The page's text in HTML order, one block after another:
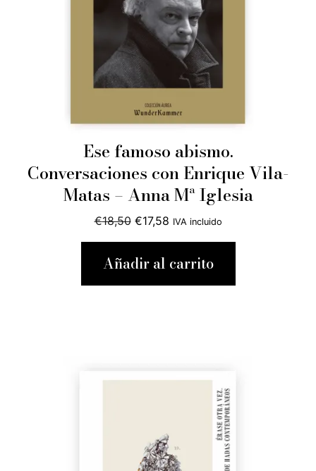
Ese famoso abismo.
Conversaciones con Enrique Vila-
Matas – Anna Mª Iglesia
€18,50 El
precio
original
€17,58El
precio
actual
IVA incluido
Añadir al carrito